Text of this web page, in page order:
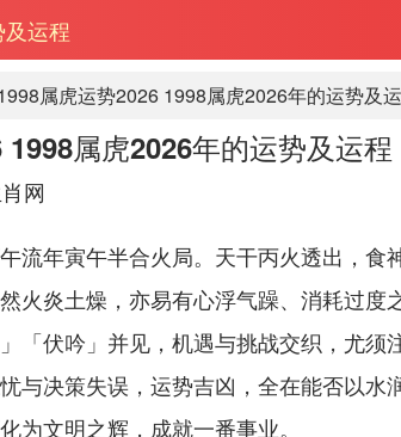
运程
属虎运势2026 1998属虎2026年的运势及
属虎2026年的运势及运程
网
流年寅午半合火局。天干丙火透出，食
火炎土燥，亦易有心浮气躁、消耗过度
「伏吟」并见，机遇与挑战交织，尤须
与决策失误，运势吉凶，全在能否以水
为文明之辉，成就一番事业。